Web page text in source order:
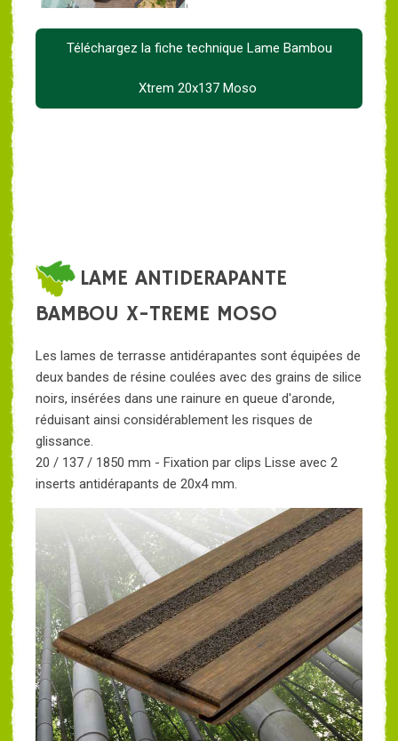
Téléchargez la fiche technique Lame Bambou
Xtrem 20x137 Moso
LAME ANTIDERAPANTE
BAMBOU X-TREME MOSO
Les lames de terrasse antidérapantes sont équipées de
deux bandes de résine coulées avec des grains de silice
noirs, insérées dans une rainure en queue d'aronde,
réduisant ainsi considérablement les risques de
glissance.
20 / 137 / 1850 mm - Fixation par clips Lisse avec 2
inserts antidérapants de 20x4 mm.